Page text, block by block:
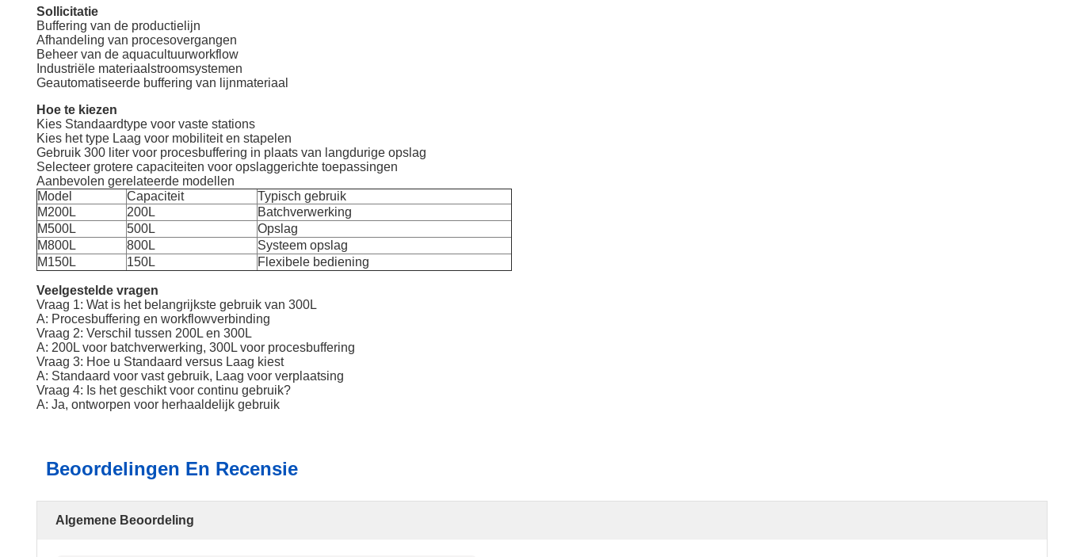
Sollicitatie
Buffering van de productielijn
Afhandeling van procesovergangen
Beheer van de aquacultuurworkflow
Industriële materiaalstroomsystemen
Geautomatiseerde buffering van lijnmateriaal
Hoe te kiezen
Kies Standaardtype voor vaste stations
Kies het type Laag voor mobiliteit en stapelen
Gebruik 300 liter voor procesbuffering in plaats van langdurige opslag
Selecteer grotere capaciteiten voor opslaggerichte toepassingen
Aanbevolen gerelateerde modellen
Model
Capaciteit
Typisch gebruik
M200L
200L
Batchverwerking
M500L
500L
Opslag
M800L
800L
Systeem opslag
M150L
150L Flexibele bediening
Veelgestelde vragen
Vraag 1: Wat is het belangrijkste gebruik van 300L
A: Procesbuffering en workflowverbinding
Vraag 2: Verschil tussen 200L en 300L
A: 200L voor batchverwerking, 300L voor procesbuffering
Vraag 3: Hoe u Standaard versus Laag kiest
A: Standaard voor vast gebruik, Laag voor verplaatsing
Vraag 4: Is het geschikt voor continu gebruik?
A: Ja, ontworpen voor herhaaldelijk gebruik
Beoordelingen En Recensie
Algemene Beoordeling